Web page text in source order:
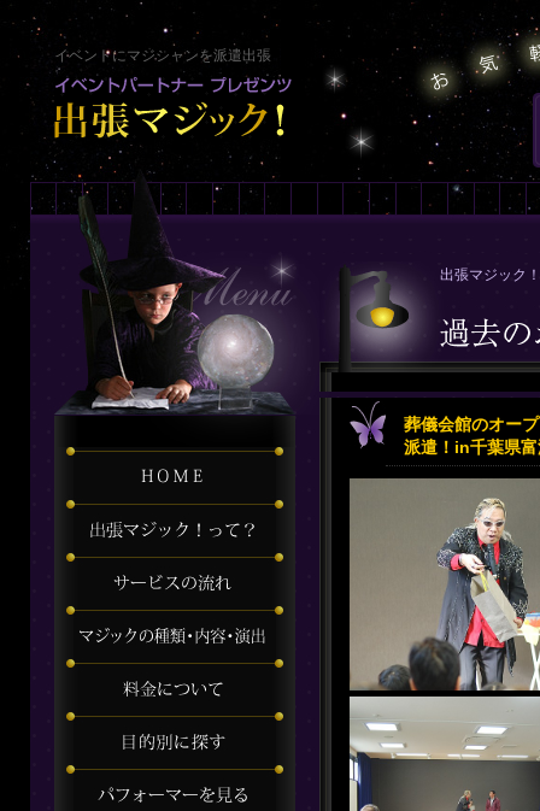
イベントにマジシャンを派遣出張
出張マジック
葬儀会館のオー
派遣！in千葉県